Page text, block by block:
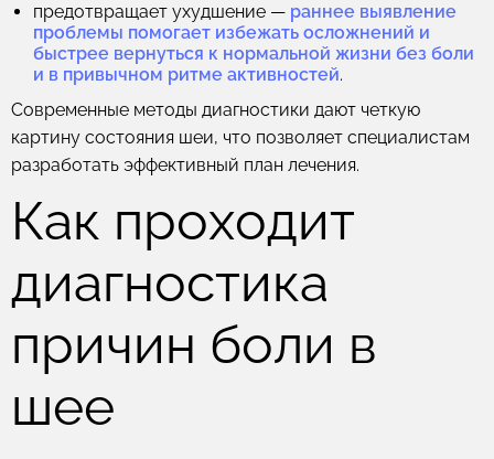
предотвращает ухудшение — раннее выявление
проблемы помогает избежать осложнений и
быстрее вернуться к нормальной жизни без боли
и в привычном ритме активностей.
Современные методы диагностики дают четкую
картину состояния шеи, что позволяет специалистам
разработать эффективный план лечения.
Как проходит
диагностика
причин боли в
шее